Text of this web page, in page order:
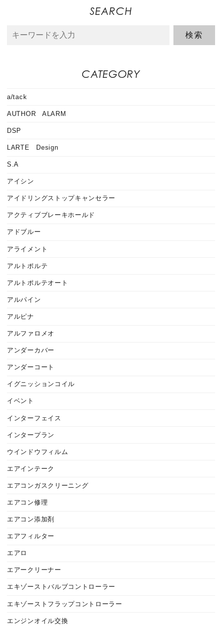
SEARCH
CATEGORY
a/tack
AUTHOR ALARM
DSP
LARTE Design
S.A
アイシン
アイドリングストップキャンセラー
アクティブブレーキホールド
アドブルー
アライメント
アルトポルテ
アルトポルテオート
アルパイン
アルピナ
アルファロメオ
アンダーカバー
アンダーコート
イグニッションコイル
イベント
インターフェイス
インタープラン
ウインドウフィルム
エアインテーク
エアコンガスクリーニング
エアコン修理
エアコン添加剤
エアフィルター
エアロ
エアークリーナー
エキゾーストバルブコントローラー
エキゾーストフラップコントローラー
エンジンオイル交換